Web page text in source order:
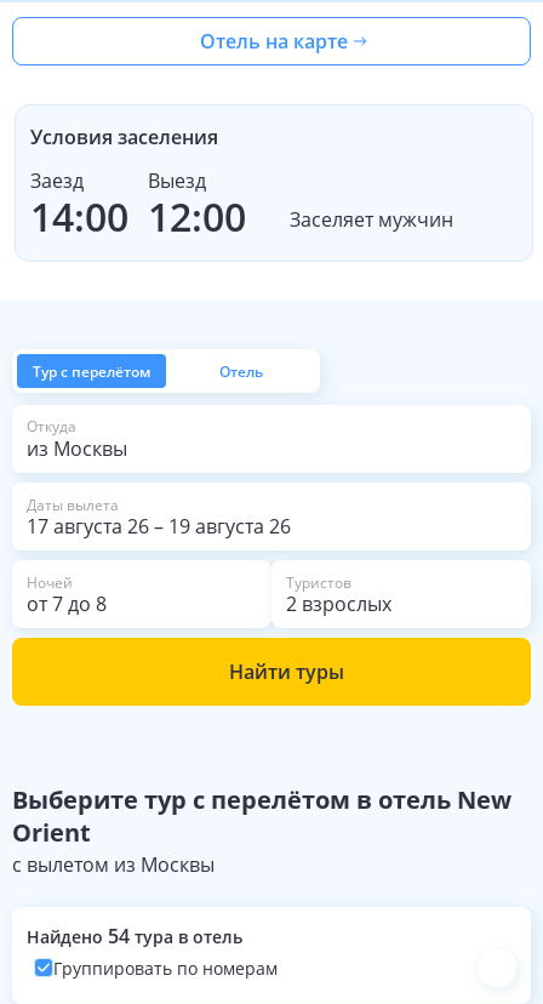
Отель на карте
Условия заселения
Заезд
14:00
Выезд
12:00 Заселяет мужчин
Тур с перелётом Отель
Откуда
из Москвы
Даты вылета
17 августа 26– 19 августа 26
Ночей
от7до 8
Туристов
2 взрослых
Найти туры
Выберите тур с перелётом в отель New
Orient
с вылетом из Москвы
Найдено 54 тура в отель
Группировать по номерам